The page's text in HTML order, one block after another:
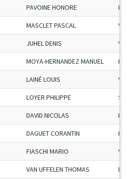
PAVOINE HONORE
MASCLET PASCAL
JUHEL DENIS
MOYA-HERNANDEZ MANUEL
LAINÉ LOUIS
LOYER PHILIPPE
DAVID NICOLAS
DAGUET CORANTIN
FIASCHI MARIO
VAN UFFELEN THOMAS